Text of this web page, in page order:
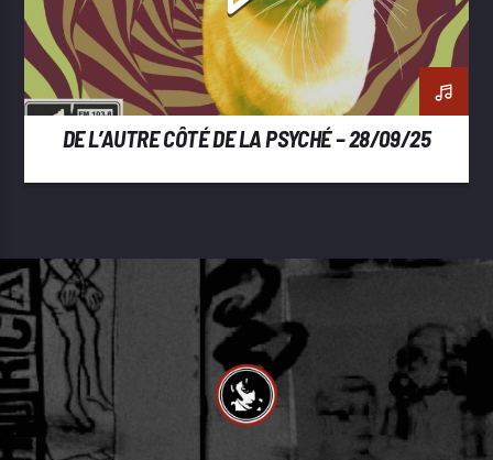
DE L’AUTRE CÔTÉ DE LA PSYCHÉ – 28/09/25